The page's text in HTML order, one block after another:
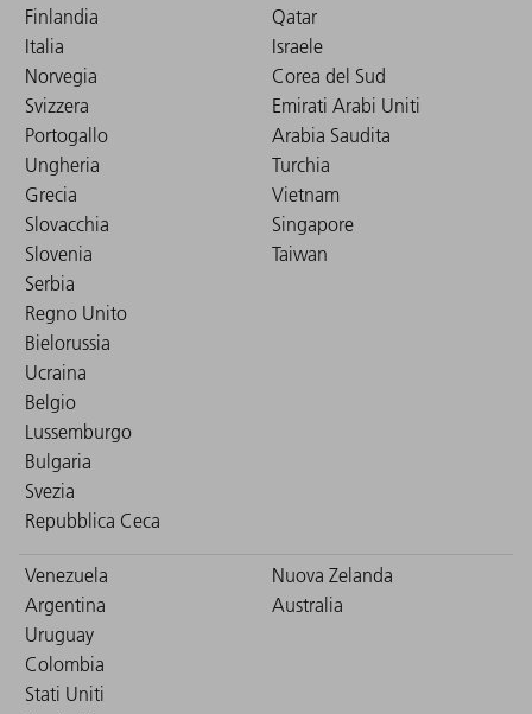
Finlandia
Italia
Norvegia
Svizzera
Portogallo
Ungheria
Grecia
Slovacchia
Slovenia
Serbia
Regno Unito
Bielorussia
Ucraina
Belgio
Lussemburgo
Bulgaria
Svezia
Repubblica Ceca
Qatar
Israele
Corea del Sud
Emirati Arabi Uniti
Arabia Saudita
Turchia
Vietnam
Singapore
Taiwan
Venezuela
Argentina
Uruguay
Colombia
Stati Uniti
Nuova Zelanda
Australia